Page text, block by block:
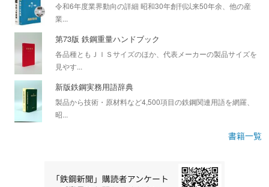
令和6年度業界動向の詳細 昭和30年創刊以来50年余、他の産
業...
第73版 鉄鋼重量ハンドブック
各品種ともＪＩＳサイズのほか、代表メーカーの製品サイズを
見やす...
新版鉄鋼実務用語辞典
製品から技術・原材料など4,500項目の鉄鋼関連用語を網羅、
昭...
書籍一覧